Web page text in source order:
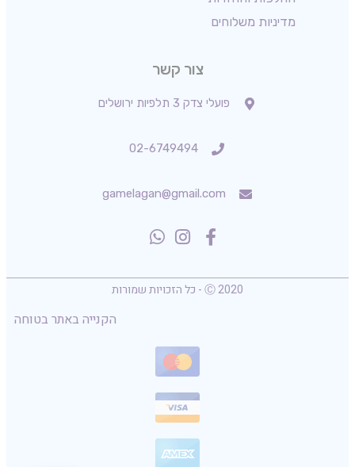
מדיניות משלוחים
צור קשר
פועלי צדק 3 תלפיות ירושלים
02-6749494
gamelagan@gmail.com
Ⓒ 2020 - כל הזכויות שמורות
הקנייה באתר בטוחה